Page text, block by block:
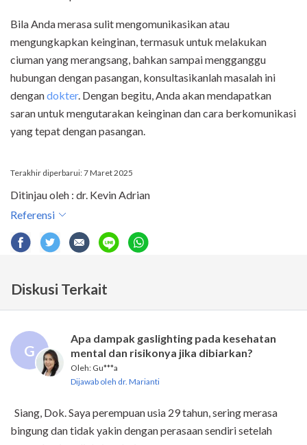
Bila Anda merasa sulit mengomunikasikan atau
mengungkapkan keinginan, termasuk untuk melakukan
ciuman yang merangsang, bahkan sampai mengganggu
hubungan dengan pasangan, konsultasikanlah masalah ini
dengandokter. Dengan begitu, Anda akan mendapatkan
saran untuk mengutarakan keinginan dan cara berkomunikasi
yang tepat dengan pasangan.
Terakhir diperbarui: 7 Maret 2025